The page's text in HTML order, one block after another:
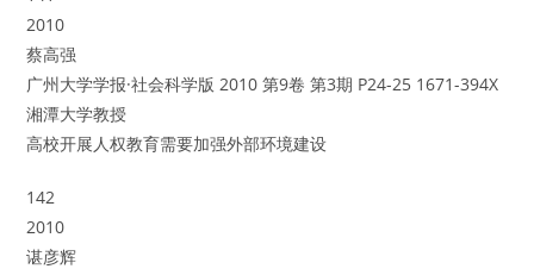
2010
蔡高强
广州大学学报·社会科学版 2010 第9卷 第3期 P24-25 1671-394X
湘潭大学教授
高校开展人权教育需要加强外部环境建设
142
2010
谌彦辉